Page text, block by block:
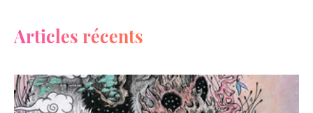
Articles récents